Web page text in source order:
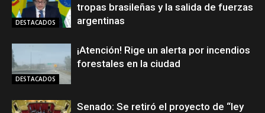
DESTACADOS
tropas brasileñas y la salida de fuerzas
argentinas
DESTACADOS
¡Atención! Rige un alerta por incendios
forestales en la ciudad
Senado: Se retiró el proyecto de “ley